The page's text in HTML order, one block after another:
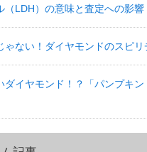
（LDH）の意味と査定への影響
ゃない！ダイヤモンドのスピ
ダイヤモンド！？「パンプキン